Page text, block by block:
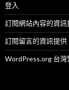
登入
訂閱網站內容的資訊
訂閱留言的資訊提供
WordPress.org 台灣